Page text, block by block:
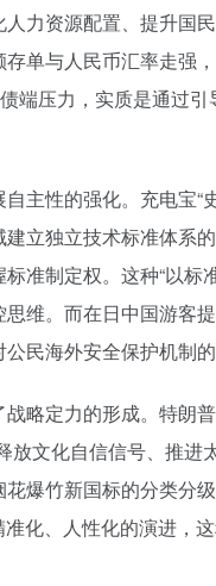
力资源配置、提升国
单与人民币汇率走强
端压力，实质是通过
主性的强化。充电宝“
立独立技术标准体系
准制定权。这种“以标
维。而在日中国游客
民海外安全保护机制的
略定力的形成。特朗
放文化自信信号、推
爆竹新国标的分类分
准化、人性化的演进